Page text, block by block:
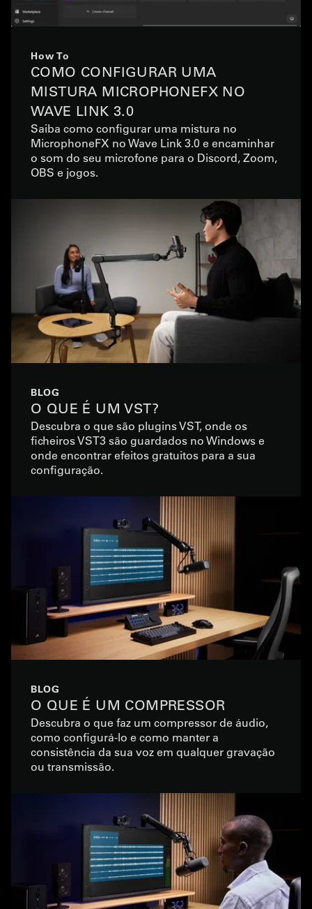
How To
COMO CONFIGURAR UMA
MISTURA MICROPHONEFX NO
WAVE LINK 3.0
Saiba como configurar uma mistura no
MicrophoneFX no Wave Link 3.0 e encaminhar
o som do seu microfone para o Discord, Zoom,
OBS e jogos.
BLOG
O QUE É UM VST?
Descubra o que são plugins VST, onde os
ficheiros VST3 são guardados no Windows e
onde encontrar efeitos gratuitos para a sua
configuração.
BLOG
O QUE É UM COMPRESSOR
Descubra o que faz um compressor de áudio,
como configurá-lo e como manter a
consistência da sua voz em qualquer gravação
ou transmissão.